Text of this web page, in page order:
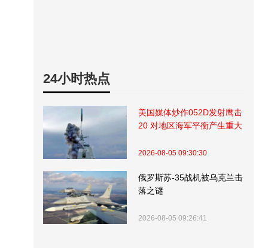
24小时热点
美国媒体炒作052D发射鹰击
20 对地区海军平衡产生重大
2026-08-05 09:30:30
俄罗斯苏-35战机被乌克兰击
落之谜
2026-08-05 09:26:41